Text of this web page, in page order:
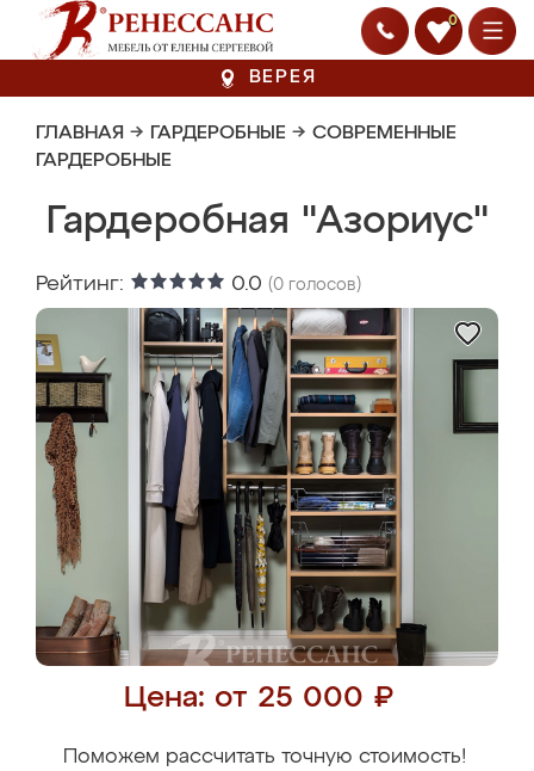
0
ВЕРЕЯ
ГЛАВНАЯ → ГАРДЕРОБНЫЕ → СОВРЕМЕННЫЕ
ГАРДЕРОБНЫЕ
Гардеробная "Азориус"
Рейтинг: 0.0 (0 голосов)
Цена: от 25 000 ₽
Поможем рассчитать точную стоимость!